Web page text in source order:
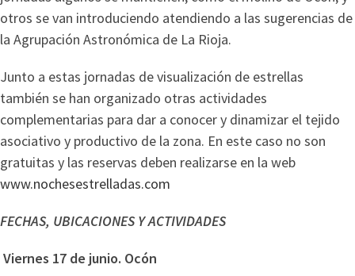
otros se van introduciendo atendiendo a las sugerencias de
la Agrupación Astronómica de La Rioja.
Junto a estas jornadas de visualización de estrellas
también se han organizado otras actividades
complementarias para dar a conocer y dinamizar el tejido
asociativo y productivo de la zona. En este caso no son
gratuitas y las reservas deben realizarse en la web
www.nochesestrelladas.com
FECHAS, UBICACIONES Y ACTIVIDADES
Viernes 17 de junio. Ocón